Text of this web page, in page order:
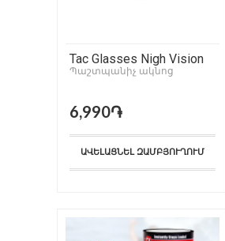
Tac Glasses Nigh Vision
Պաշտպանիչ ակնոց
6,990֏
ԱՎԵԼԱՑՆԵԼ ԶԱՄԲՅՈՒՂՈՒՄ